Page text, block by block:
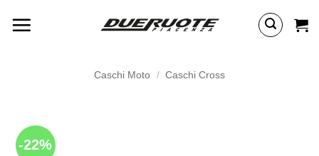
Caschi Moto / Caschi Cross
-22%